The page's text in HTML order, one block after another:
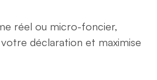
réel ou micro-foncier,
déclaration et maximise